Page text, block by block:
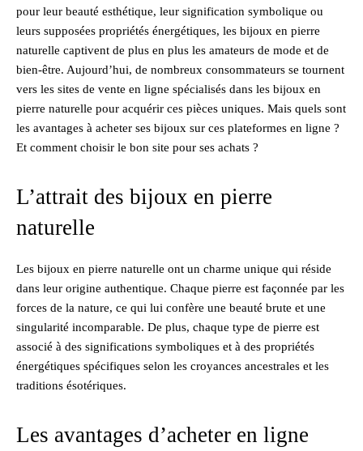
pour leur beauté esthétique, leur signification symbolique ou
leurs supposées propriétés énergétiques, les bijoux en pierre
naturelle captivent de plus en plus les amateurs de mode et de
bien-être. Aujourd’hui, de nombreux consommateurs se tournent
vers les sites de vente en ligne spécialisés dans les bijoux en
pierre naturelle pour acquérir ces pièces uniques. Mais quels sont
les avantages à acheter ses bijoux sur ces plateformes en ligne ?
Et comment choisir le bon site pour ses achats ?
L’attrait des bijoux en pierre
naturelle
Les bijoux en pierre naturelle ont un charme unique qui réside
dans leur origine authentique. Chaque pierre est façonnée par les
forces de la nature, ce qui lui confère une beauté brute et une
singularité incomparable. De plus, chaque type de pierre est
associé à des significations symboliques et à des propriétés
énergétiques spécifiques selon les croyances ancestrales et les
traditions ésotériques.
Les avantages d’acheter en ligne